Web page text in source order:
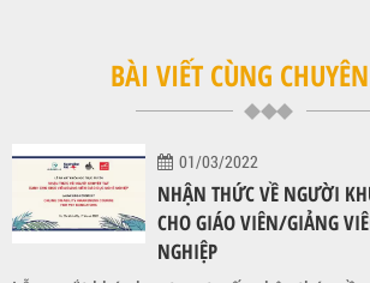
BÀI VIẾT CÙNG
01/03/2022
NHẬN THỨC VỀ NGƯỜI
CHO GIÁO VIÊN/GIẢNG
NGHIỆP